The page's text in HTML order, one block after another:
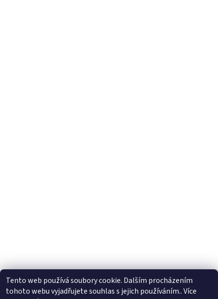
Tento web používá soubory cookie. Dalším procházením
tohoto webu vyjadřujete souhlas s jejich používáním.. Více